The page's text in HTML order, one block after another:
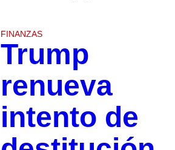
FINANZAS
Trump
renueva
intento de